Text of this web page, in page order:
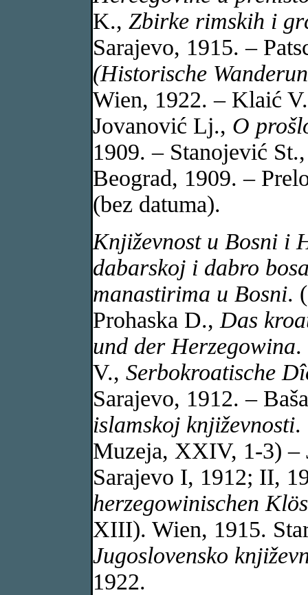
K., Zbirke rimskih i
Sarajevo, 1915. –
(Historische
Wien, 1922. – Klaić
Jovanović Lj., O
1909. – Stanojević
Beograd, 1909. –
(bez datuma).
Književnost u Bosni i
dabarskoj i dabro
manastirima u Bosni.
Prohaska D., Das
und der Herzegowina.
V., Serbokroatische
Sarajevo, 1912. –
islamskoj književnosti.
Muzeja, XXIV, 1-3) –
Sarajevo I, 1912; II,
herzegowinischen
XIII). Wien, 1915.
Jugoslovensko
1922.